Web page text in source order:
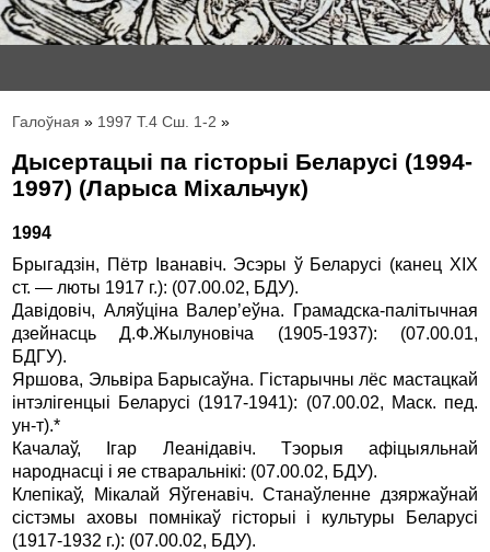
Галоўная » 1997 Т.4 Сш. 1-2 »
Дысертацыi па гiсторыi Беларусi (1994-
1997) (Ларыса Мiхальчук)
1994
Брыгадзiн, Пётр Iванавiч. Эсэры ў Беларусi (канец ХIX
ст. — люты 1917 г.): (07.00.02, БДУ).
Давiдовiч, Аляўцiна Валер’еўна. Грамадска-палiтычная
дзейнасць Д.Ф.Жылуновiча (1905-1937): (07.00.01,
БДГУ).
Яршова, Эльвiра Барысаўна. Гiстарычны лёс мастацкай
iнтэлiгенцыi Беларусi (1917-1941): (07.00.02, Маск. пед.
ун-т).*
Качалаў, Iгар Леанiдавiч. Тэорыя афiцыяльнай
народнасцi i яе стваральнiкi: (07.00.02, БДУ).
Клепiкаў, Мiкалай Яўгенавiч. Станаўленне дзяржаўнай
сiстэмы аховы помнiкаў гiсторыi i культуры Беларусi
(1917-1932 г.): (07.00.02, БДУ).